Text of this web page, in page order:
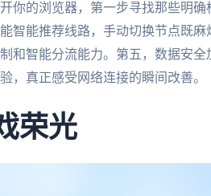
你的浏览器，第一步寻找那些明
智能推荐线路，手动切换节点既
和智能分流能力。第五，数据安
，真正感受网络连接的瞬间改善。
荣光